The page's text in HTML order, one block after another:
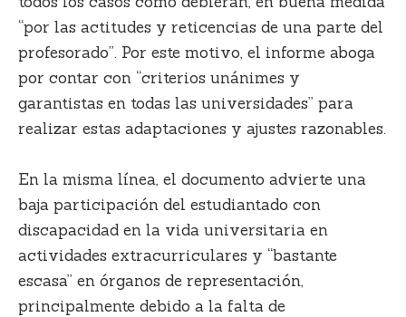
“por las actitudes y reticencias de una parte del
profesorado”. Por este motivo, el informe aboga
por contar con “criterios unánimes y
garantistas en todas las universidades” para
realizar estas adaptaciones y ajustes razonables.
En la misma línea, el documento advierte una
baja participación del estudiantado con
discapacidad en la vida universitaria en
actividades extracurriculares y “bastante
escasa” en órganos de representación,
principalmente debido a la falta de